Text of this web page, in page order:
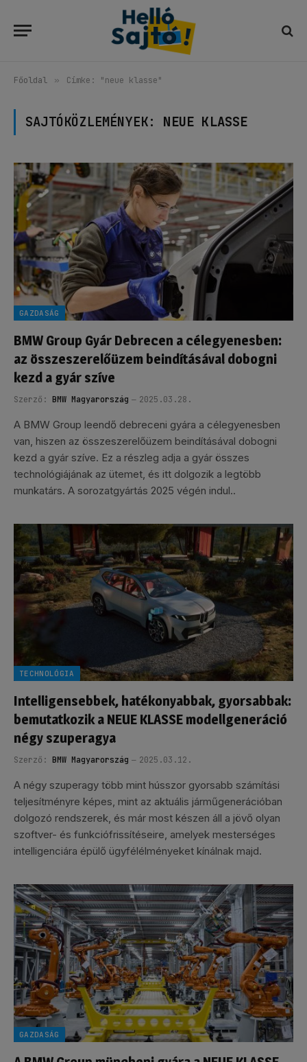
Főoldal » Címke: "neue klasse"
SAJTÓKÖZLEMÉNYEK: NEUE KLASSE
GAZDASÁG
BMW Group Gyár Debrecen a célegyenesben:
az összeszerelőüzem beindításával dobogni
kezd a gyár szíve
Szerző: BMW Magyarország 2025.03.28.
A BMW Group leendő debreceni gyára a célegyenesben
van, hiszen az összeszerelőüzem beindításával dobogni
kezd a gyár szíve. Ez a részleg adja a gyár összes
technológiájának az ütemet, és itt dolgozik a legtöbb
munkatárs. A sorozatgyártás 2025 végén indul..
TECHNOLÓGIA
Intelligensebbek, hatékonyabbak, gyorsabbak:
bemutatkozik a NEUE KLASSE modellgeneráció
négy szuperagya
Szerző: BMW Magyarország 2025.03.12.
A négy szuperagy több mint hússzor gyorsabb számítási
teljesítményre képes, mint az aktuális járműgenerációban
dolgozó rendszerek, és már most készen áll a jövő olyan
szoftver- és funkciófrissítéseire, amelyek mesterséges
intelligenciára épülő ügyfélélményeket kínálnak majd.
GAZDASÁG